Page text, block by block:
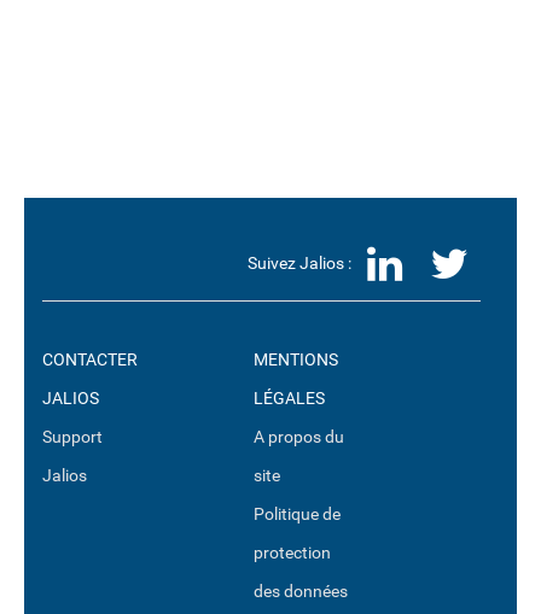
Suivez Jalios :
CONTACTER
JALIOS
Support
Jalios
MENTIONS
LÉGALES
A propos du
site
Politique de
protection
des données